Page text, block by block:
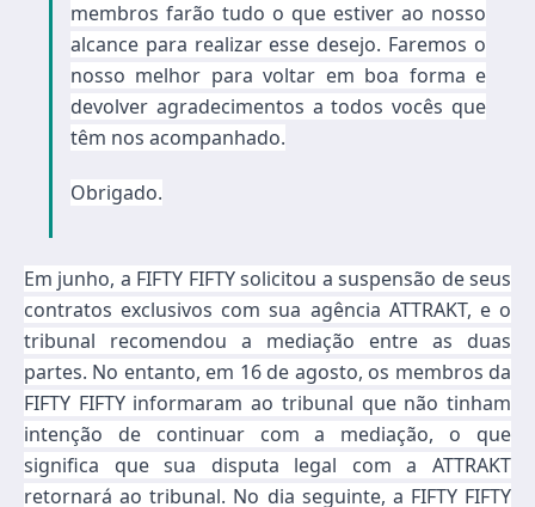
membros farão tudo o que estiver ao nosso
alcance para realizar esse desejo. Faremos o
nosso melhor para voltar em boa forma e
devolver agradecimentos a todos vocês que
têm nos acompanhado.
Obrigado.
Em junho, a FIFTY FIFTY solicitou a suspensão de seus
contratos exclusivos com sua agência ATTRAKT, e o
tribunal recomendou a mediação entre as duas
partes. No entanto, em 16 de agosto, os membros da
FIFTY FIFTY informaram ao tribunal que não tinham
intenção de continuar com a mediação, o que
significa que sua disputa legal com a ATTRAKT
retornará ao tribunal. No dia seguinte, a FIFTY FIFTY